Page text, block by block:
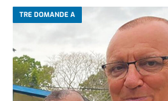
TRE DOMANDE A